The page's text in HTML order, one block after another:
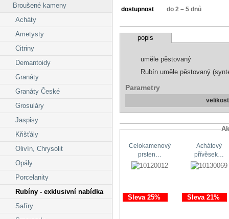
Broušené kameny
Acháty
Ametysty
Citriny
Demantoidy
Granáty
Granáty České
Grosuláry
Jaspisy
Křišťály
Olivín, Chrysolit
Opály
Porcelanity
Rubíny - exklusivní nabídka
Safíry
dostupnost do 2 – 5 dnů
popis
uměle pěstovaný
Rubín uměle pěstovaný
Parametry
Celokamenový
prsten…
Sleva 25%
Achátový
přívěsek…
Sleva 21%